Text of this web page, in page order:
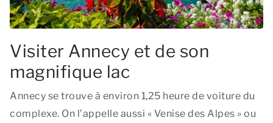
Visiter Annecy et de son
magnifique lac
Annecy se trouve à environ 1,25 heure de voiture du
complexe. On l’appelle aussi « Venise des Alpes » ou